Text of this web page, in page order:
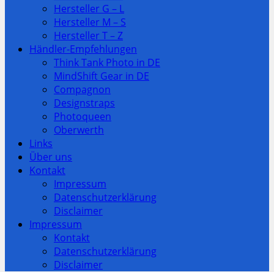
Hersteller G – L
Hersteller M – S
Hersteller T – Z
Händler-Empfehlungen
Think Tank Photo in DE
MindShift Gear in DE
Compagnon
Designstraps
Photoqueen
Oberwerth
Links
Über uns
Kontakt
Impressum
Datenschutzerklärung
Disclaimer
Impressum
Kontakt
Datenschutzerklärung
Disclaimer